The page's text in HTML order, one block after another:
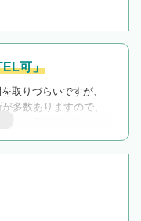
可」
取りづらいですが、
多数ありますので、
うな事務所に絞り込